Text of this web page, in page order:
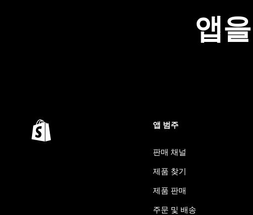
앱
앱 범주
판매 채널
제품 찾기
제품 판매
주문 및 배송